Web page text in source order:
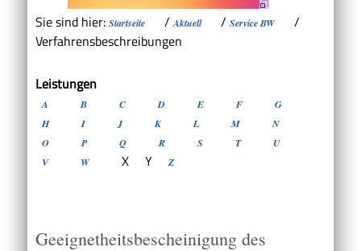
Sie sind hier: Startseite /Aktuell / Service BW
/
Verfahrensbeschreibungen
Leistungen
A B C D E F
G
H
I J K L M
N
O
P Q R S T
U
V
W X Y Z
Geeignetheitsbescheinigung des